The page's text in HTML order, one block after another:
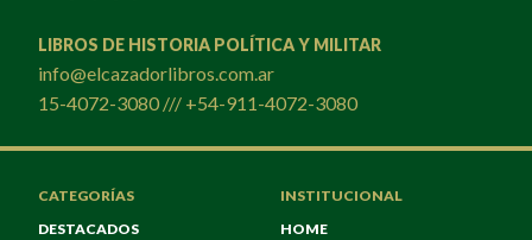
LIBROS DE HISTORIA POLÍTICA Y MILITAR
info@elcazadorlibros.com.ar
15-4072-3080 /// +54-911-4072-3080
CATEGORÍAS
DESTACADOS
INSTITUCIONAL
HOME